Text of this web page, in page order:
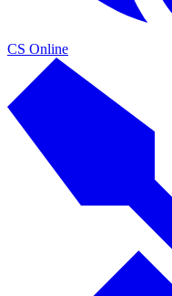
CS Online